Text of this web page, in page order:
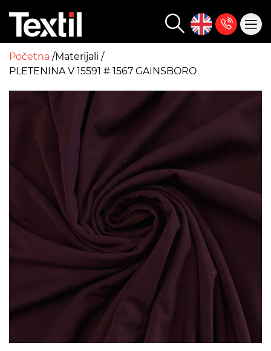
Početna Materijali
PLETENINA V 15591 # 1567 GAINSBORO